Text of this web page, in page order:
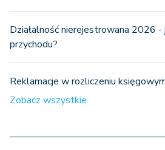
Działalność nierejestrowana 2026
przychodu?
Reklamacje w rozliczeniu
Zobacz wszystkie